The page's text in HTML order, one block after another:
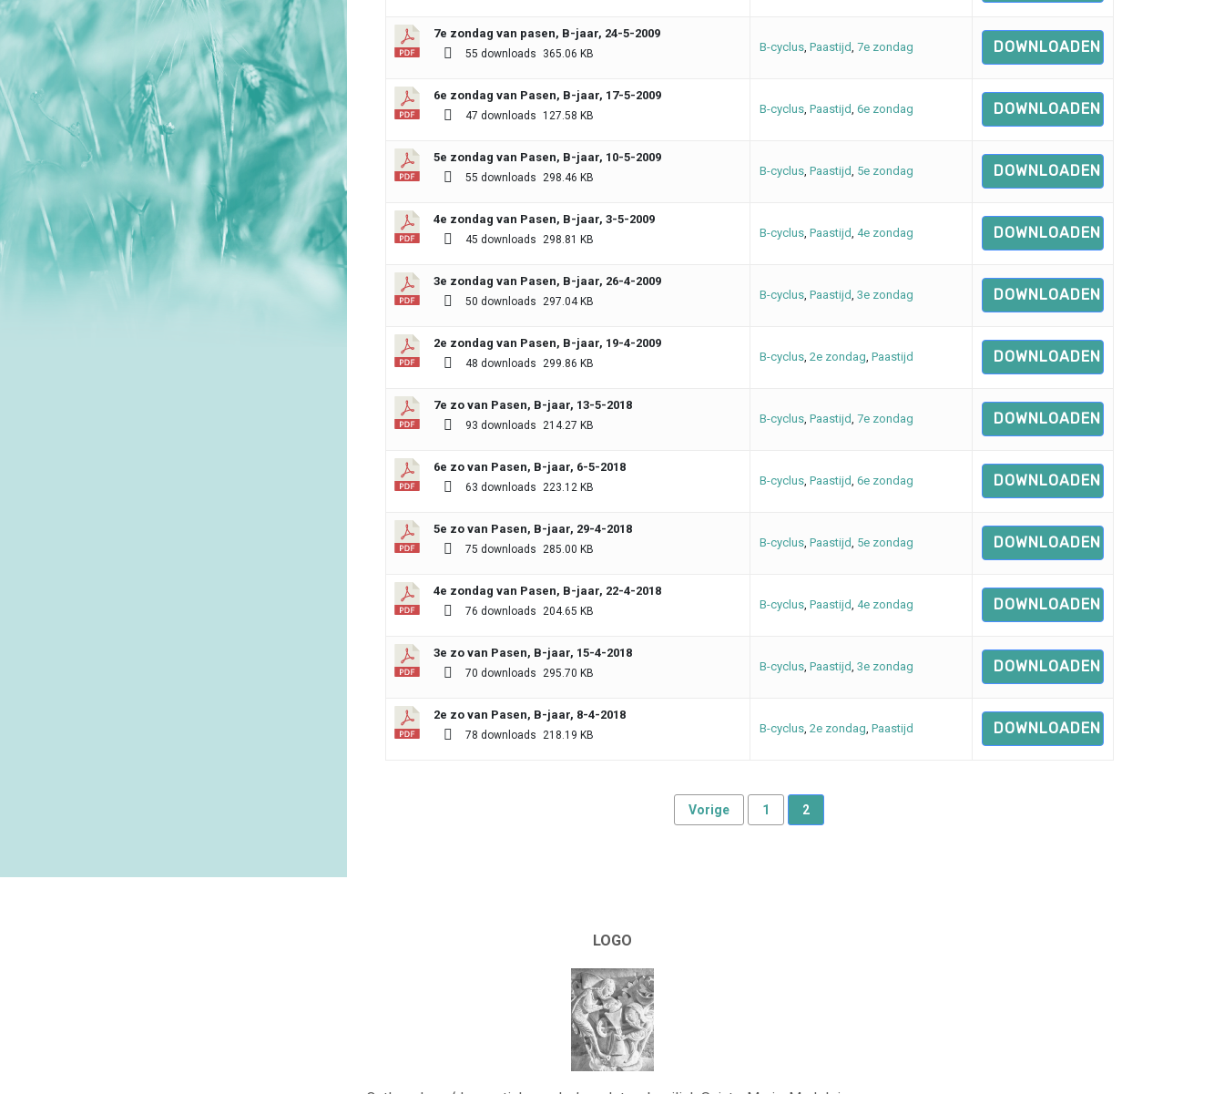
7e zondag van pasen, B-jaar, 24-5-2009
55 downloads 365.06 KB
B-cyclus, Paastijd, 7e zondag DOWNLOADEN
6e zondag van Pasen, B-jaar, 17-5-2009
47 downloads 127.58 KB
B-cyclus, Paastijd, 6e zondag DOWNLOADEN
5e zondag van Pasen, B-jaar, 10-5-2009
55 downloads 298.46 KB
B-cyclus, Paastijd, 5e zondag DOWNLOADEN
4e zondag van Pasen, B-jaar, 3-5-2009
45 downloads 298.81 KB
B-cyclus, Paastijd, 4e zondag DOWNLOADEN
3e zondag van Pasen, B-jaar, 26-4-2009
50 downloads 297.04 KB
B-cyclus, Paastijd, 3e zondag DOWNLOADEN
2e zondag van Pasen, B-jaar, 19-4-2009
48 downloads 299.86 KB
B-cyclus, 2e zondag, Paastijd DOWNLOADEN
7e zo van Pasen, B-jaar, 13-5-2018
93 downloads 214.27 KB
B-cyclus, Paastijd, 7e zondag DOWNLOADEN
6e zo van Pasen, B-jaar, 6-5-2018
63 downloads 223.12 KB
B-cyclus, Paastijd, 6e zondag DOWNLOADEN
5e zo van Pasen, B-jaar, 29-4-2018
75 downloads 285.00 KB
B-cyclus, Paastijd, 5e zondag DOWNLOADEN
4e zondag van Pasen, B-jaar, 22-4-2018
76 downloads 204.65 KB
B-cyclus, Paastijd, 4e zondag DOWNLOADEN
3e zo van Pasen, B-jaar, 15-4-2018
70 downloads 295.70 KB
B-cyclus, Paastijd, 3e zondag DOWNLOADEN
2e zo van Pasen, B-jaar, 8-4-2018
78 downloads 218.19 KB
B-cyclus, 2e zondag, Paastijd DOWNLOADEN
Vorige 1 2
LOGO